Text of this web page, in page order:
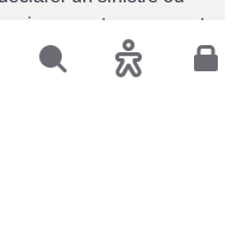
RechercherAccessibilité
concernant
?